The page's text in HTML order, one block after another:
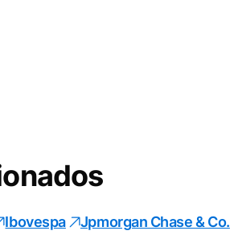
Ibovespa Jpmorgan Chase & Co.